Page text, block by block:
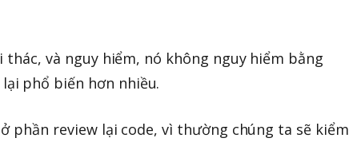
và nguy hiểm, nó không nguy hiểm bằng
phổ biến hơn nhiều.
phần review lại code, vì thường chúng ta sẽ kiểm